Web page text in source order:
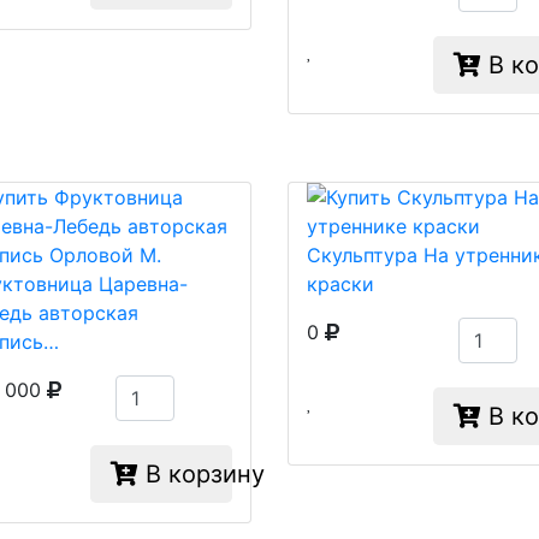
В
Царевна-
авторская
000
В корзину
Скульптура На
краски
0
В